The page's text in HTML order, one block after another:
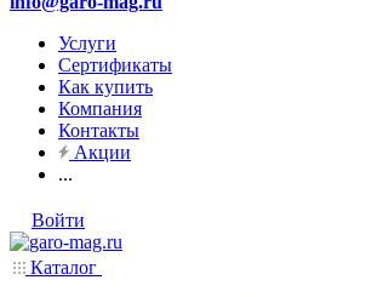
Услуги
Сертификаты
Как купить
Компания
Контакты
Акции
...
Войти
Каталог